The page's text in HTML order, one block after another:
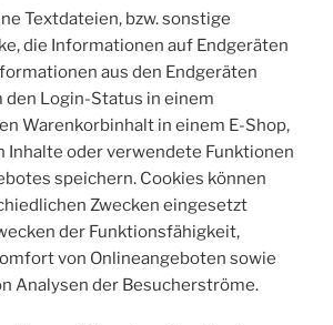
Textdateien, bzw. sonstige
die Informationen auf Endgeräten
aus den Endgeräten
den Login-Status in einem
Warenkorbinhalt in einem E-Shop,
Inhalte oder verwendete Funktionen
speichern. Cookies können
Zwecken eingesetzt
der Funktionsfähigkeit,
von Onlineangeboten sowie
Analysen der Besucherströme.